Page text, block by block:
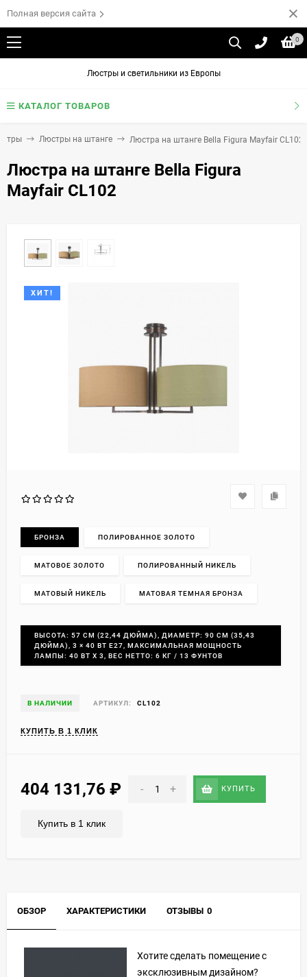
Полная версия сайта
0
Люстры и светильники из Европы
КАТАЛОГ ТОВАРОВ
Люстры на штанге Люстра на штанге Bella Figura Mayfair CL102
Люстра на штанге Bella Figura
Mayfair CL102
ХИТ!
БРОНЗА ПОЛИРОВАННОЕ ЗОЛОТО
МАТОВОЕ ЗОЛОТО ПОЛИРОВАННЫЙ НИКЕЛЬ
МАТОВЫЙ НИКЕЛЬ МАТОВАЯ ТЕМНАЯ БРОНЗА
ВЫСОТА: 57 СМ (22,44 ДЮЙМА), ДИАМЕТР: 90 СМ (35,43
ДЮЙМА), 3 × 40 ВТ E27, МАКСИМАЛЬНАЯ МОЩНОСТЬ
ЛАМПЫ: 40 ВТ X 3, ВЕС НЕТТО: 6 КГ / 13 ФУНТОВ
В НАЛИЧИИ АРТИКУЛ: CL102
КУПИТЬ В 1 КЛИК
404 131,76 ₽ - + КУПИТЬ
Купить в 1 клик
ОБЗОР ХАРАКТЕРИСТИКИ ОТЗЫВЫ 0
Хотите сделать помещение с
эксклюзивным дизайном?